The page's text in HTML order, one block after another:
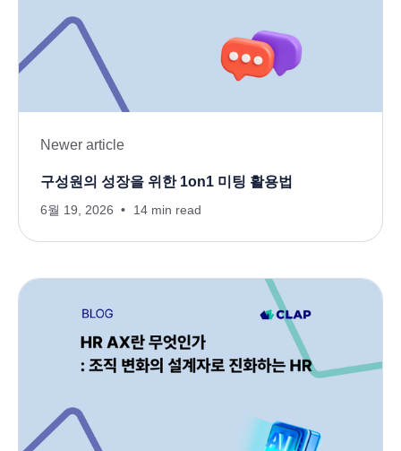
Newer article
구성원의 성장을 위한 1on1 미팅 활용법
6월 19, 2026 14 min read